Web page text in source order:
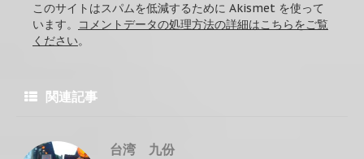
このサイトはスパムを低減するために Akismet を使って
います。
コメントデータの処理方法の詳細はこちらをご覧
ください。
関連記事
台湾 九份